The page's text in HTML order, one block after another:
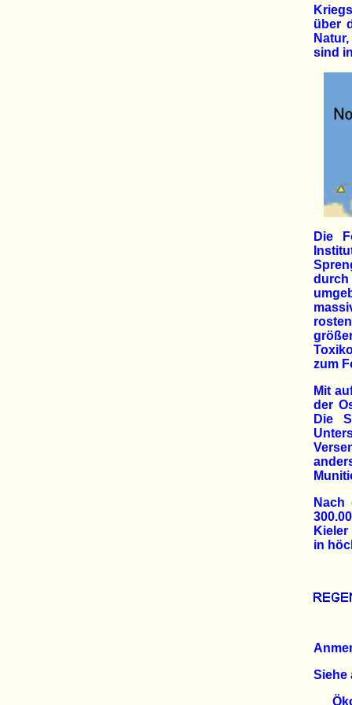
über
sind
Die
zum
Mit
der
Die
Nach
in
Siehe